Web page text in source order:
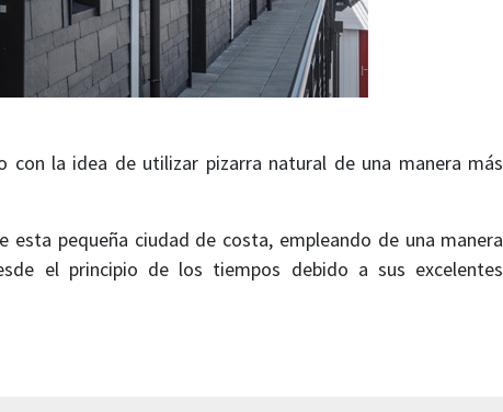
la idea de utilizar pizarra natural de una manera más
esta pequeña ciudad de costa, empleando de una manera
el principio de los tiempos debido a sus excelentes